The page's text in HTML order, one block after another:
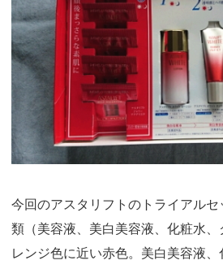
今回のアスタリフトのトライアル
類（美容液、美白美容液、化粧水
レンジ色に近い赤色。美白美容液